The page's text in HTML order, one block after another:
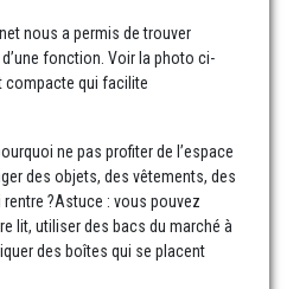
nous a permis de trouver
fonction. Voir la photo ci-
compacte qui facilite
ne pas profiter de l’espace
des objets, des vêtements, des
?Astuce : vous pouvez
lit, utiliser des bacs du marché à
des boîtes qui se placent